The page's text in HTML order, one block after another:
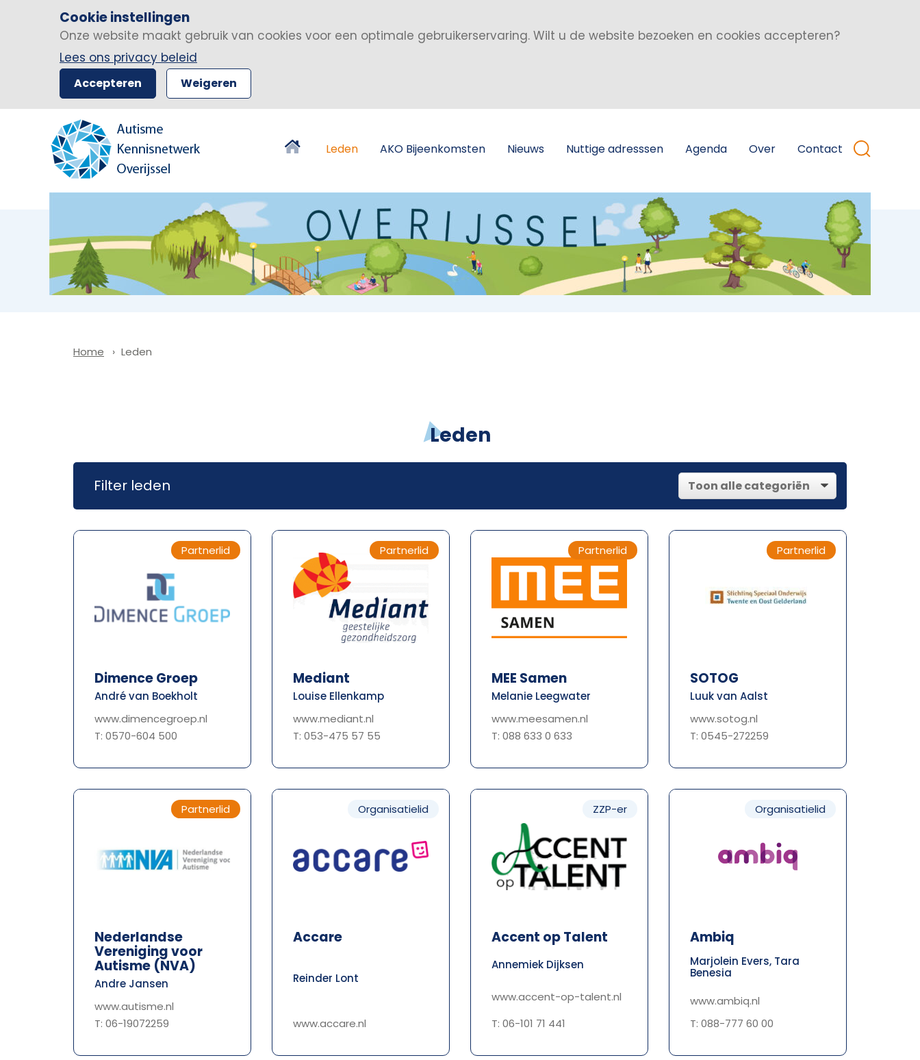
Cookie instellingen
Onze website maakt gebruik van cookies voor een optimale gebruikerservaring. Wilt u de website bezoeken en cookies accepteren?
Lees ons privacy beleid
Accepteren Weigeren
Leden AKO Bijeenkomsten Nieuws Nuttige adresssen Agenda Over Contact
Home Leden
Leden
Filter leden
Partnerlid
Dimence Groep
André van Boekholt
www.dimencegroep.nl
T: 0570-604 500
Partnerlid
Mediant
Louise Ellenkamp
www.mediant.nl
T: 053-475 57 55
Partnerlid
MEE Samen
Melanie Leegwater
www.meesamen.nl
T: 088 633 0 633
Partnerlid
SOTOG
Luuk van Aalst
www.sotog.nl
T: 0545-272259
Partnerlid
Nederlandse
Vereniging voor
Autisme (NVA)
Andre Jansen
www.autisme.nl
T: 06-19072259
Organisatielid
Accare
Reinder Lont
www.accare.nl
ZZP-er
Accent op Talent
Annemiek Dijksen
www.accent-op-talent.nl
T: 06-101 71 441
Organisatielid
Ambiq
Marjolein Evers, Tara
Benesia
www.ambiq.nl
T: 088-777 60 00